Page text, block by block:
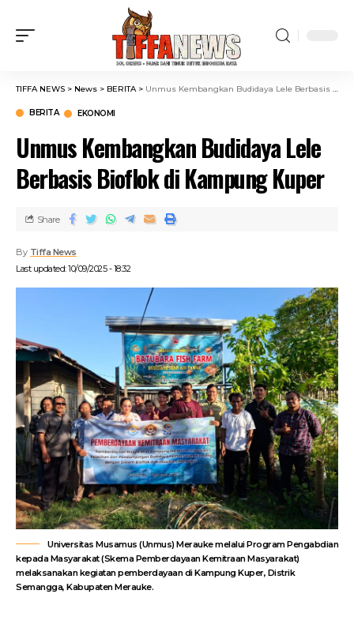
TIFFA NEWS > News > BERITA> Unmus Kembangkan Budidaya Lele Berbasis Bioflok di Kampung Kuper
BERITA EKONOMI
Unmus Kembangkan Budidaya Lele
Berbasis Bioflok di Kampung Kuper
Last updated: 10/09/2025 - 18:32
By Tiffa News
Share
Universitas Musamus (Unmus) Merauke melalui Program Pengabdian
kepada Masyarakat (Skema Pemberdayaan Kemitraan Masyarakat)
melaksanakan kegiatan pemberdayaan di Kampung Kuper, Distrik
Semangga, Kabupaten Merauke.